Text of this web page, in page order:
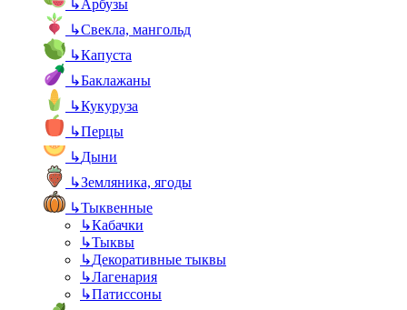
↳Арбузы
↳Свекла, мангольд
↳Капуста
↳Баклажаны
↳Кукуруза
↳Перцы
↳Дыни
↳Земляника, ягоды
↳Тыквенные
↳Кабачки
↳Тыквы
↳Декоративные тыквы
↳Лагенария
↳Патиссоны